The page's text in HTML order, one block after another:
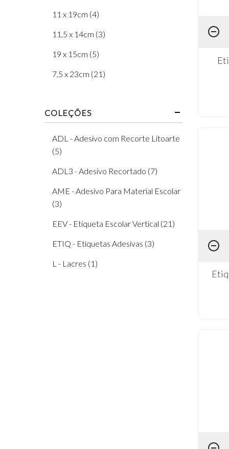
11 x 19cm (4)
11,5 x 14cm (3)
19 x 15cm (5)
7,5 x 23cm (21)
COLEÇÕES
ADL - Adesivo com Recorte Litoarte
(5)
ADL3 - Adesivo Recortado (7)
AME - Adesivo Para Material Escolar
(3)
EEV - Etiqueta Escolar Vertical (21)
ETIQ - Etiquetas Adesivas (3)
L - Lacres (1)